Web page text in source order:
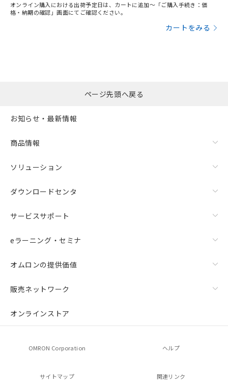
オンライン購入における出荷予定日は、カートに追加～「ご購入手続き：価
格・納期の確認」画面にてご確認ください。
カートをみる
ページ先頭へ戻る
お知らせ・最新情報
商品情報
ソリューション
ダウンロードセンタ
サービスサポート
eラーニング・セミナ
オムロンの提供価値
販売ネットワーク
オンラインストア
OMRON Corporation ヘルプ
サイトマップ 関連リンク